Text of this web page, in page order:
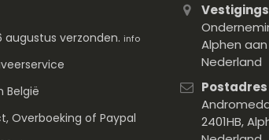
verzonden. info
België
Overboeking of Paypal
Alphen aan
Nederland
2401HB,